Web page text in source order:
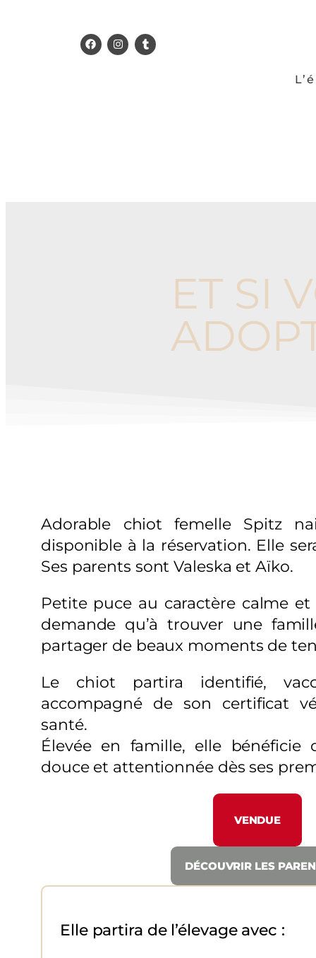
ET SI
Adorable chiot femelle Spitz
disponible à la réservation. Elle
Ses parents sont Valeska et Aïko.
Petite puce au caractère calme
demande qu’à trouver une
partager de beaux moments de
Le chiot partira identifié,
accompagné de son certificat
santé.
Élevée en famille, elle bénéficie
douce et attentionnée dès ses
VENDUE
DÉCOUVRIR LES
Elle partira de l’élevage avec :